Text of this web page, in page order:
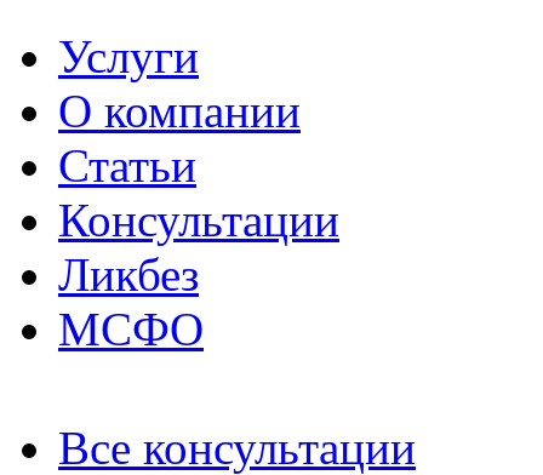
Услуги
О компании
Статьи
Консультации
Ликбез
МСФО
Все консультации